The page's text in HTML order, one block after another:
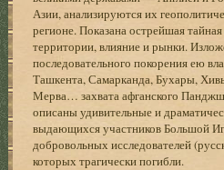
Азии, анализируются их
регионе. Показана острейшая
территории, влияние и рынки.
последовательного покорения ею
Ташкента, Самарканда, Бухары,
Мерва… захвата афганского
описаны удивительные и
выдающихся участников Большой
добровольных исследователей
которых трагически погибли.